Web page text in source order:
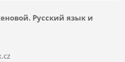
Русский язык и